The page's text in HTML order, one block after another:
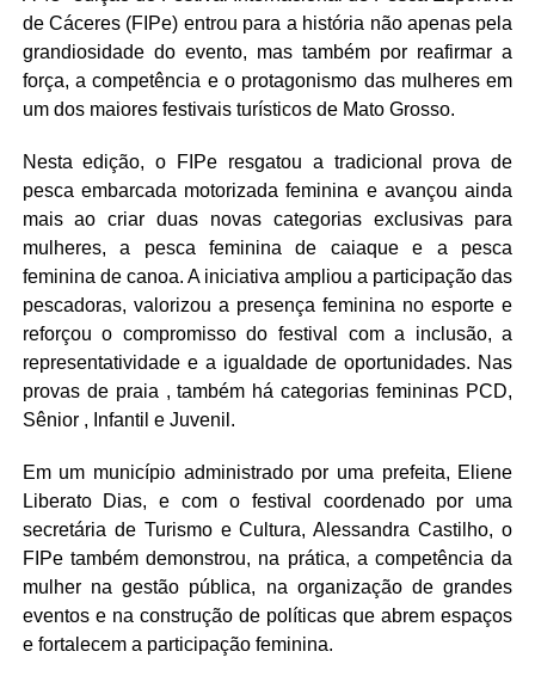
de Cáceres (FIPe) entrou para a história não apenas pela
grandiosidade do evento, mas também por reafirmar a
força, a competência e o protagonismo das mulheres em
um dos maiores festivais turísticos de Mato Grosso.
Nesta edição, o FIPe resgatou a tradicional prova de
pesca embarcada motorizada feminina e avançou ainda
mais ao criar duas novas categorias exclusivas para
mulheres, a pesca feminina de caiaque e a pesca
feminina de canoa. A iniciativa ampliou a participação das
pescadoras, valorizou a presença feminina no esporte e
reforçou o compromisso do festival com a inclusão, a
representatividade e a igualdade de oportunidades. Nas
provas de praia , também há categorias femininas PCD,
Sênior , Infantil e Juvenil.
Em um município administrado por uma prefeita, Eliene
Liberato Dias, e com o festival coordenado por uma
secretária de Turismo e Cultura, Alessandra Castilho, o
FIPe também demonstrou, na prática, a competência da
mulher na gestão pública, na organização de grandes
eventos e na construção de políticas que abrem espaços
e fortalecem a participação feminina.